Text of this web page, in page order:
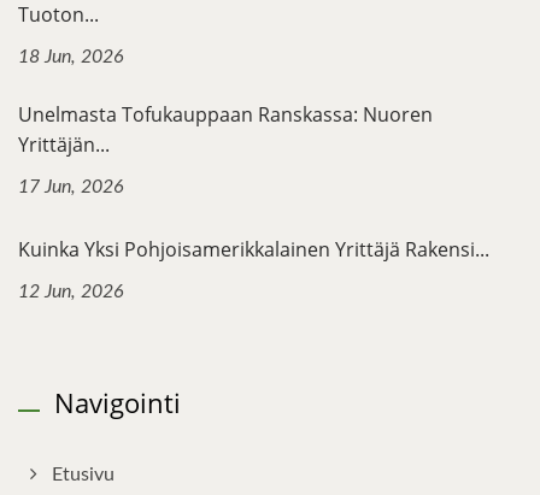
Tuoton...
18 Jun, 2026
Unelmasta Tofukauppaan Ranskassa: Nuoren
Yrittäjän...
17 Jun, 2026
Kuinka Yksi Pohjoisamerikkalainen Yrittäjä Rakensi...
12 Jun, 2026
Navigointi
Etusivu